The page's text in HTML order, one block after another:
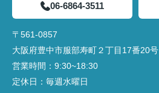
06-6864-3511
〒561-0857
大阪府豊中市服部寿町２丁目17番20号
営業時間： 9:30~18:30
定休日： 毎週水曜日